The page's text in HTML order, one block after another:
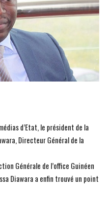
d’Etat, le président de la
Directeur Général de la
Générale de l’office Guinéen
Diawara a enfin trouvé un point